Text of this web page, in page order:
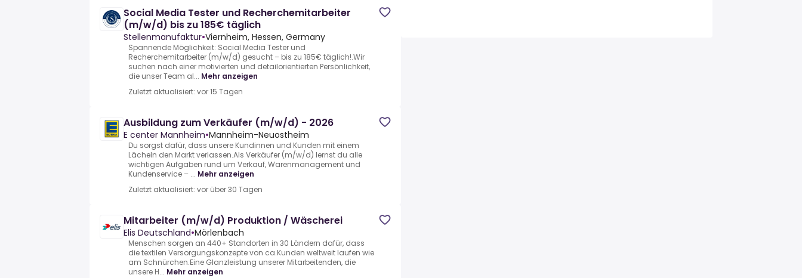
Social Media Tester und Recherchemitarbeiter
(m/w/d) bis zu 185€ täglich
Stellenmanufaktur•Viernheim, Hessen, Germany
Spannende Möglichkeit: Social Media Tester und
Recherchemitarbeiter (m/w/d) gesucht – bis zu 185€ täglich!.Wir
suchen nach einer motivierten und detailorientierten Persönlichkeit,
die unser Team al... Mehr anzeigen
Zuletzt aktualisiert: vor 15 Tagen
Ausbildung zum Verkäufer (m/w/d) - 2026
E center Mannheim•Mannheim-Neuostheim
Du sorgst dafür, dass unsere Kundinnen und Kunden mit einem
Lächeln den Markt verlassen.Als Verkäufer (m/w/d) lernst du alle
wichtigen Aufgaben rund um Verkauf, Warenmanagement und
Kundenservice – ... Mehr anzeigen
Zuletzt aktualisiert: vor über 30 Tagen
Mitarbeiter (m/w/d) Produktion / Wäscherei
Elis Deutschland•Mörlenbach
Menschen sorgen an 440+ Standorten in 30 Ländern dafür, dass
die textilen Versorgungskonzepte von ca.Kunden weltweit laufen wie
am Schnürchen.Eine Glanzleistung unserer Mitarbeitenden, die
unsere H... Mehr anzeigen